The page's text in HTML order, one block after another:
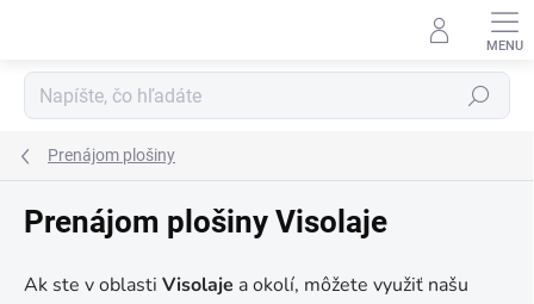
Hľadať
Prenájom plošiny
Prenájom plošiny Visolaje
Ak ste v oblasti Visolaje a okolí, môžete využiť našu